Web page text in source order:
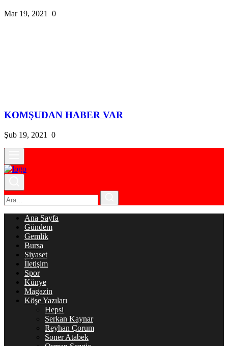
Mar 19, 2021 0
KOMŞUDAN HABER VAR
Şub 19, 2021 0
Ana Sayfa
Gündem
Gemlik
Bursa
Siyaset
İletişim
Spor
Künye
Magazin
Köşe Yazıları
Hepsi
Serkan Kaynar
Reyhan Çorum
Soner Atabek